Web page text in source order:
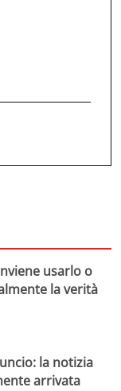
usarlo o
la verità
la notizia
arrivata